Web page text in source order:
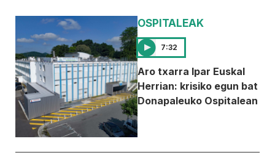
OSPITALEAK
7:32
Aro txarra Ipar Euskal
Herrian: krisiko egun bat
Donapaleuko Ospitalean